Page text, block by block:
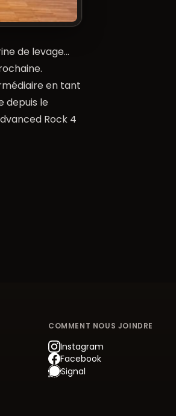
de levage…
en tant
depuis le
Rock 4
COMMENT NOUS JOINDRE
Instagram
Facebook
Signal